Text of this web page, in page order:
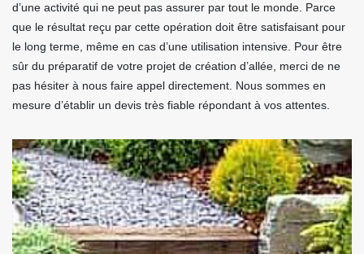
d’une activité qui ne peut pas assurer par tout le monde. Parce
que le résultat reçu par cette opération doit être satisfaisant pour
le long terme, même en cas d’une utilisation intensive. Pour être
sûr du préparatif de votre projet de création d’allée, merci de ne
pas hésiter à nous faire appel directement. Nous sommes en
mesure d’établir un devis très fiable répondant à vos attentes.